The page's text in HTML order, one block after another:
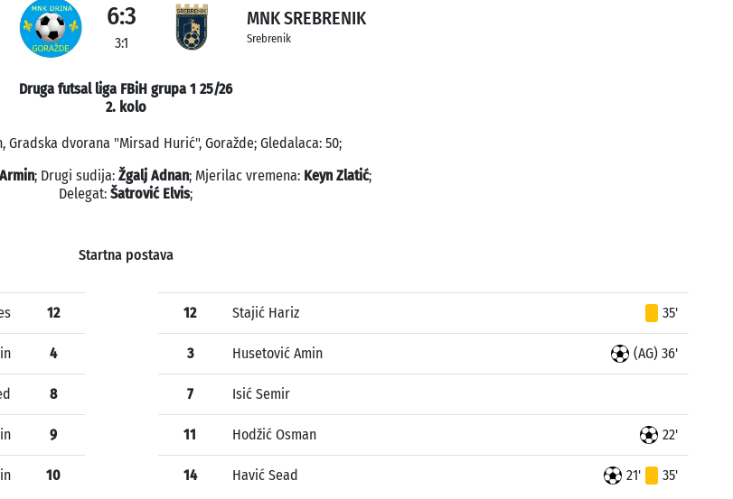
6:3
3:1
MNK SREBRENIK
Srebrenik
Druga futsal liga FBiH grupa 1 25/26
2. kolo
Gradska dvorana "Mirsad Hurić", Goražde; Gledalaca: 50;
; Drugi sudija: Žgalj Adnan; Mjerilac vremena: Keyn Zlatić;
Delegat: Šatrović Elvis;
Startna postava
12
4
8
9
10
12 Stajić Hariz 35'
3 Husetović Amin (AG) 36'
7 Isić Semir
11 Hodžić Osman 22'
14 Havić Sead 21' 35'